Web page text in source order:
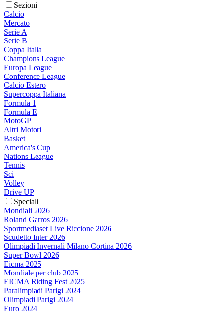
Sezioni
Calcio
Mercato
Serie A
Serie B
Coppa Italia
Champions League
Europa League
Conference League
Calcio Estero
Supercoppa Italiana
Formula 1
Formula E
MotoGP
Altri Motori
Basket
America's Cup
Nations League
Tennis
Sci
Volley
Drive UP
Speciali
Mondiali 2026
Roland Garros 2026
Sportmediaset Live Riccione 2026
Scudetto Inter 2026
Olimpiadi Invernali Milano Cortina 2026
Super Bowl 2026
Eicma 2025
Mondiale per club 2025
EICMA Riding Fest 2025
Paralimpiadi Parigi 2024
Olimpiadi Parigi 2024
Euro 2024